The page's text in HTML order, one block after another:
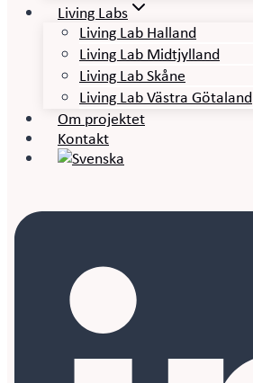
Living Labs
Living Lab Halland
Living Lab Midtjylland
Living Lab Skåne
Living Lab Västra Götaland
Om projektet
Kontakt